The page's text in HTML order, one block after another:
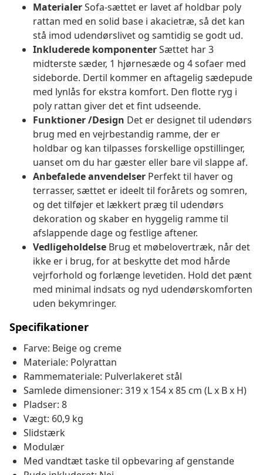
MaterialerSofa-sættet er lavet af holdbar poly
rattan med en solid base i akacietræ, så det kan
stå imod udendørslivet og samtidig se godt ud.
Inkluderede komponenterSættet har 3
midterste sæder, 1 hjørnesæde og 4 sofaer med
sideborde. Dertil kommer en aftagelig sædepude
med lynlås for ekstra komfort. Den flotte ryg i
poly rattan giver det et fint udseende.
Funktioner /Design Det er designet til udendørs
brug med en vejrbestandig ramme, der er
holdbar og kan tilpasses forskellige opstillinger,
uanset om du har gæster eller bare vil slappe af.
Anbefalede anvendelser Perfekt til haver og
terrasser, sættet er ideelt til forårets og somren,
og det tilføjer et lækkert præg til udendørs
dekoration og skaber en hyggelig ramme til
afslappende dage og festlige aftener.
Vedligeholdelse Brug et møbelovertræk, når det
ikke er i brug, for at beskytte det mod hårde
vejrforhold og forlænge levetiden. Hold det pænt
med minimal indsats og nyd udendørskomforten
uden bekymringer.
Specifikationer
Farve: Beige og creme
Materiale: Polyrattan
Rammemateriale: Pulverlakeret stål
Samlede dimensioner: 319 x 154 x 85 cm (L x B x H)
Pladser: 8
Vægt: 60,9 kg
Slidstærk
Modulær
Med vandtæt taske til opbevaring af genstande